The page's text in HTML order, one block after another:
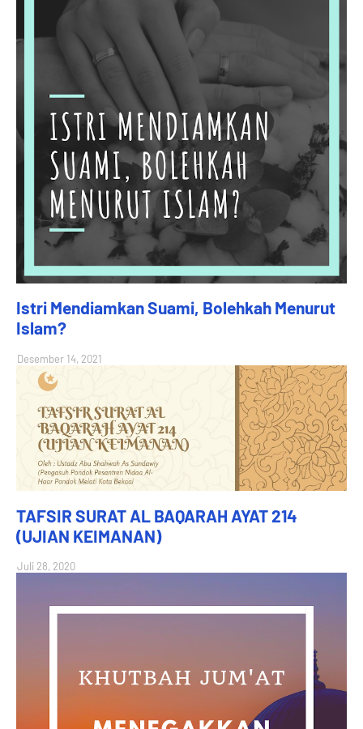
Istri Mendiamkan Suami, Bolehkah Menurut
Islam?
Desember 14, 2021
TAFSIR SURAT AL BAQARAH AYAT 214
(UJIAN KEIMANAN)
Juli 28, 2020